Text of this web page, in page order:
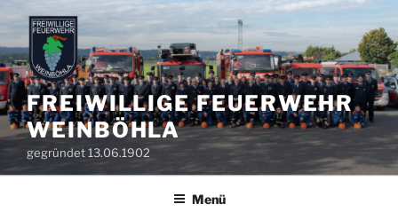
Inhalt
springen
FREIWILLIGE FEUERWEHR
WEINBÖHLA
gegründet 13.06.1902
Menü